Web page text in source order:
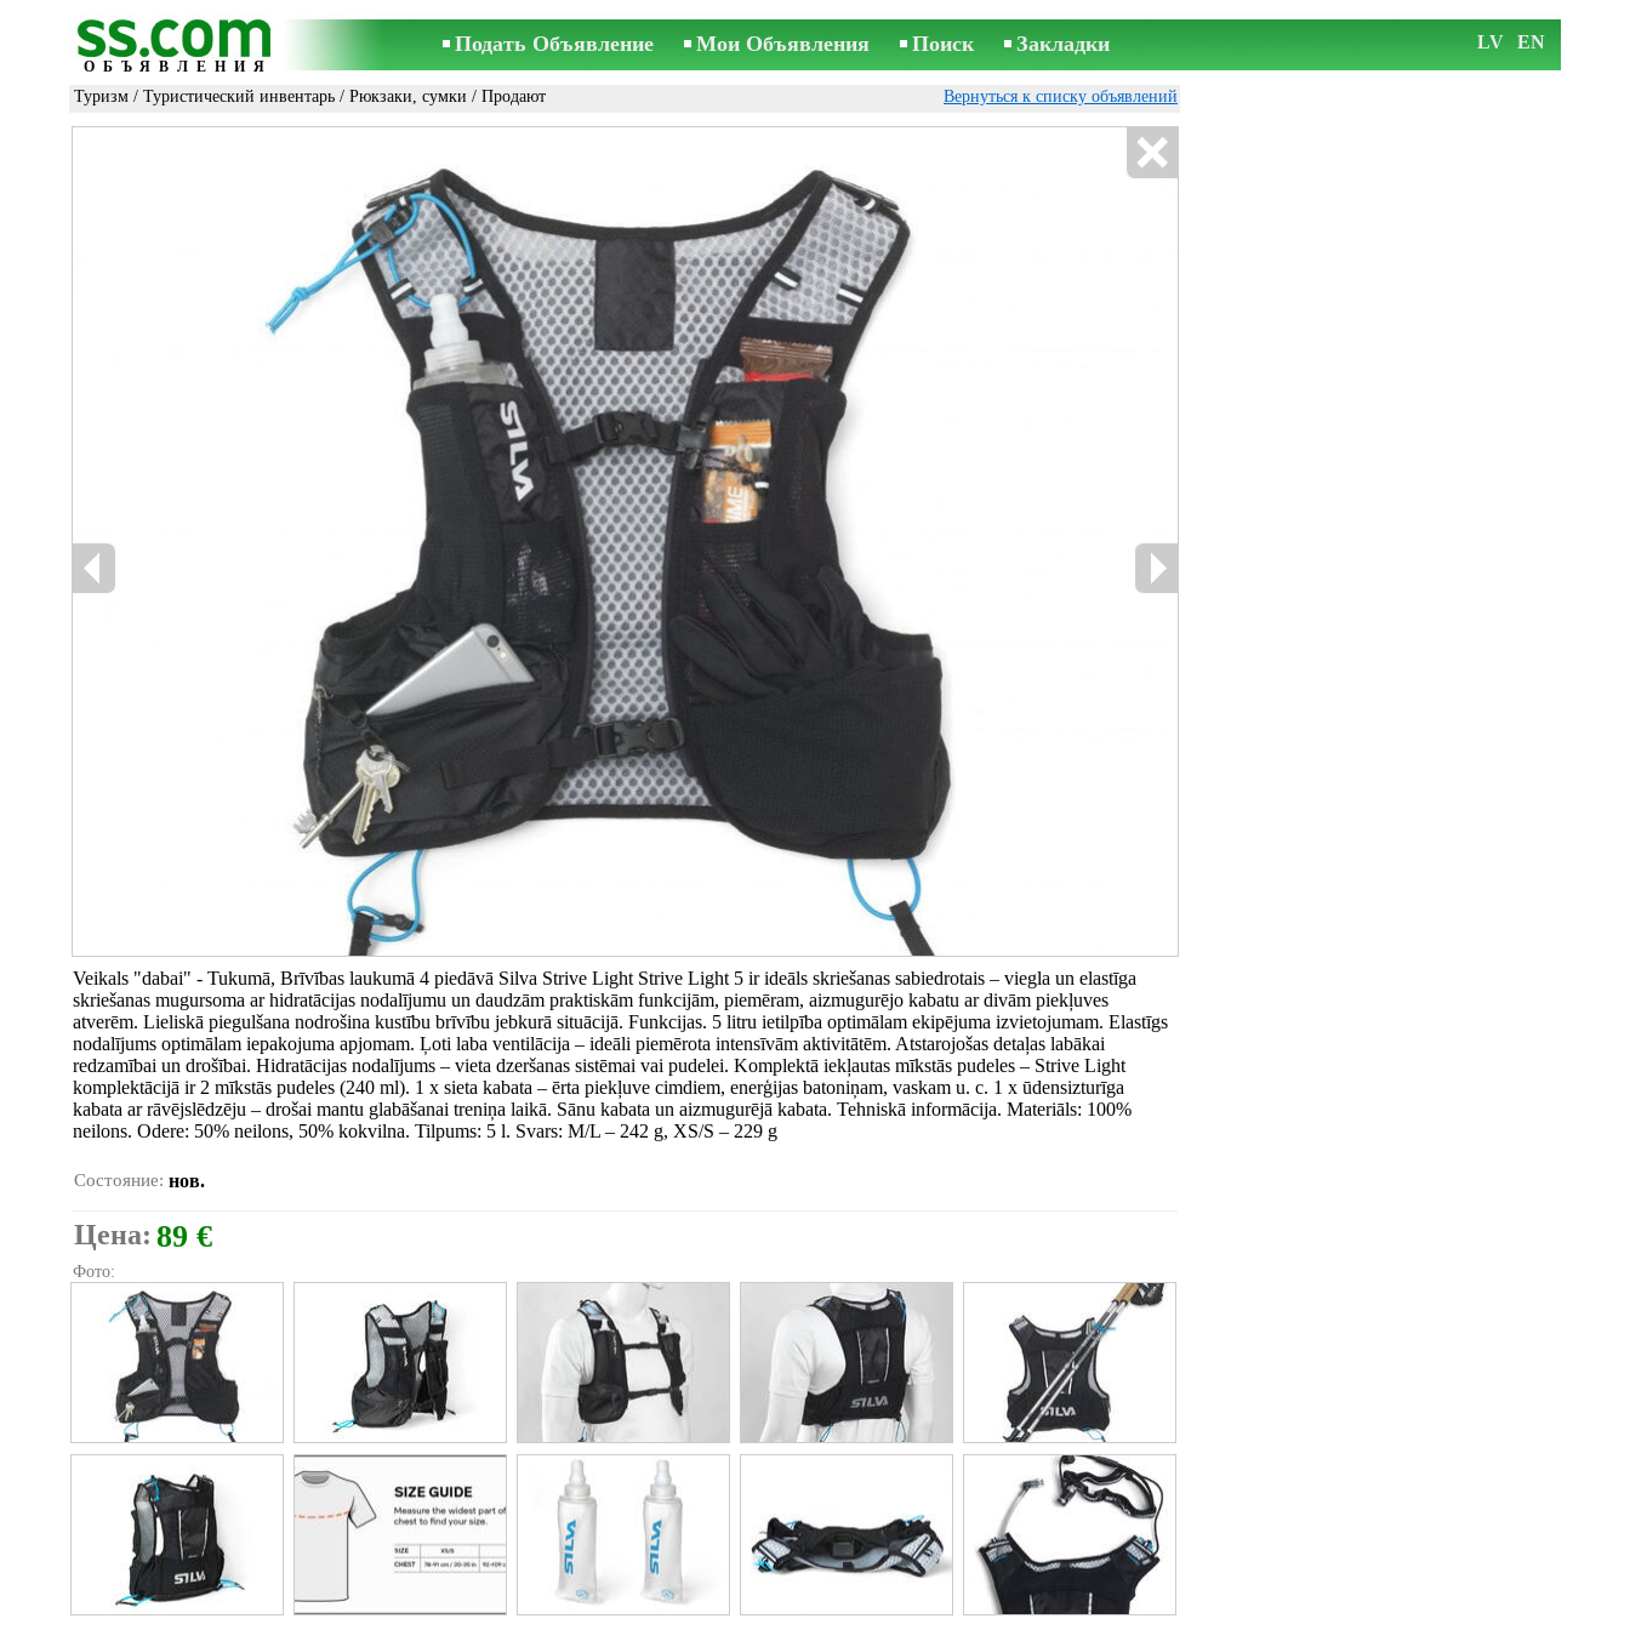
ОБЪЯВЛЕНИЯ
Подать Объявление Мои Объявления Поиск Закладки LV EN
Туризм / Туристический инвентарь / Рюкзаки, сумки / Продают Вернуться к списку объявлений
Veikals "dabai" - Tukumā, Brīvības laukumā 4 piedāvā Silva Strive Light Strive Light 5 ir ideāls skriešanas sabiedrotais – viegla un elastīga
skriešanas mugursoma ar hidratācijas nodalījumu un daudzām praktiskām funkcijām, piemēram, aizmugurējo kabatu ar divām piekļuves
atverēm. Lieliskā piegulšana nodrošina kustību brīvību jebkurā situācijā. Funkcijas. 5 litru ietilpība optimālam ekipējuma izvietojumam. Elastīgs
nodalījums optimālam iepakojuma apjomam. Ļoti laba ventilācija – ideāli piemērota intensīvām aktivitātēm. Atstarojošas detaļas labākai
redzamībai un drošībai. Hidratācijas nodalījums – vieta dzeršanas sistēmai vai pudelei. Komplektā iekļautas mīkstās pudeles – Strive Light
komplektācijā ir 2 mīkstās pudeles (240 ml). 1 x sieta kabata – ērta piekļuve cimdiem, enerģijas batoniņam, vaskam u. c. 1 x ūdensizturīga
kabata ar rāvējslēdzēju – drošai mantu glabāšanai treniņa laikā. Sānu kabata un aizmugurējā kabata. Tehniskā informācija. Materiāls: 100%
neilons. Odere: 50% neilons, 50% kokvilna. Tilpums: 5 l. Svars: M/L – 242 g, XS/S – 229 g
Состояние: нов.
Цена: 89 €
Фото: